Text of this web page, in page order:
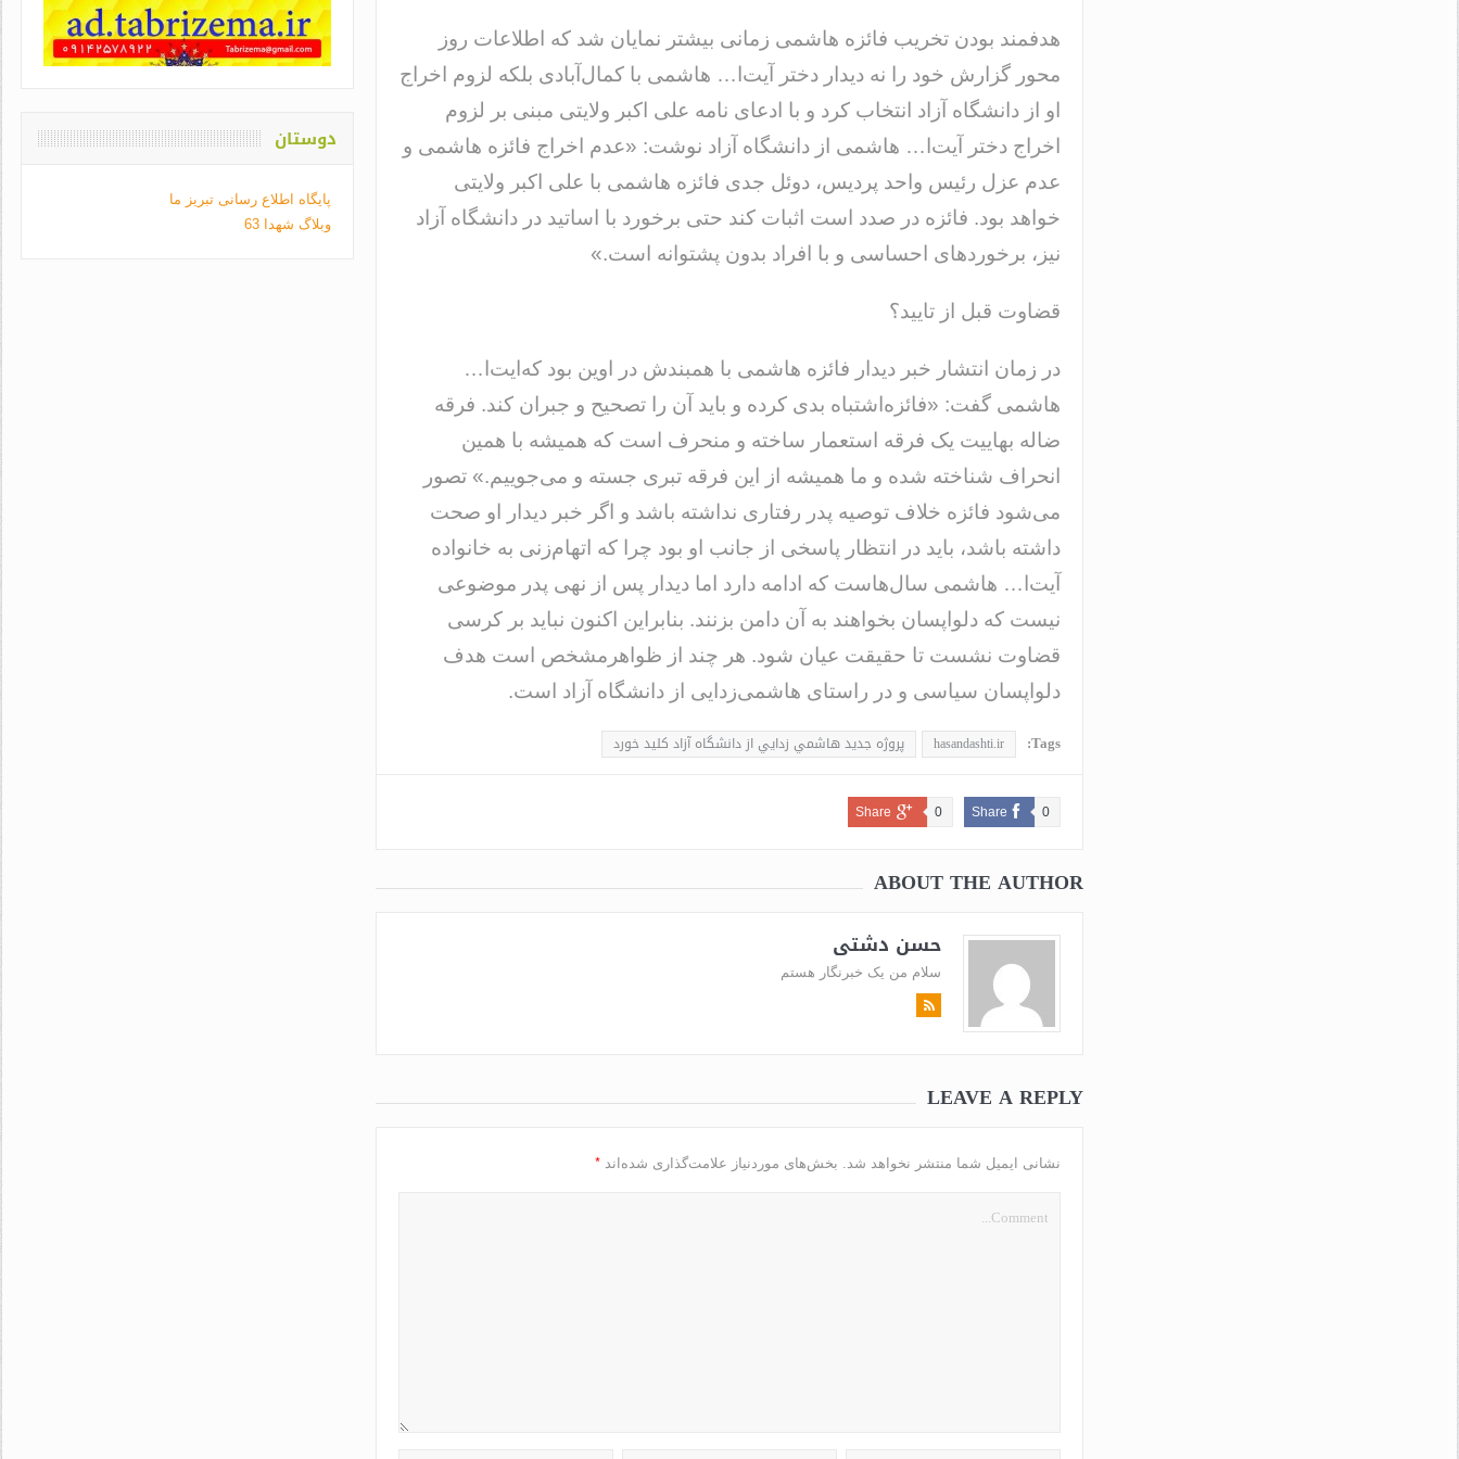
هدفمند بودن تخریب فائزه هاشمی زمانی بیشتر نمایان شد که اطلاعات روز
محور گزارش خود را نه دیدار دختر آیت‌ا… هاشمی با کمال‌آبادی بلکه لزوم اخراج
او از دانشگاه آزاد انتخاب کرد و با ادعای نامه علی اکبر ولایتی مبنی بر لزوم
اخراج دختر آیت‌ا… هاشمی از دانشگاه آزاد نوشت: «عدم اخراج فائزه هاشمی و
عدم عزل رئیس واحد پردیس، دوئل جدی فائزه هاشمی با علی اکبر ولایتی
خواهد بود. فائزه در صدد است اثبات کند حتی برخورد با اساتید در دانشگاه آزاد
نیز، برخورد‌های احساسی و با افراد بدون پشتوانه است.»
قضاوت قبل از تایید؟
در زمان انتشار خبر دیدار فائزه هاشمی با همبندش در اوین بود که‌ایت‌ا…
هاشمی گفت: ‌«فائزه‌اشتباه بدی کرده و باید آن را تصحیح و جبران کند. فرقه
ضاله بهاییت یک فرقه استعمار ساخته و منحرف است که همیشه با همین
انحراف شناخته شده و ما همیشه از این فرقه تبری جسته و می‌جوییم.» تصور
می‌شود فائزه خلاف توصیه پدر رفتاری نداشته باشد و اگر خبر دیدار او صحت
داشته باشد، باید در انتظار پاسخی از جانب او بود چرا که اتهام‌زنی به خانواده
آیت‌ا… هاشمی سال‌هاست که ادامه دارد اما دیدار پس از نهی پدر موضوعی
نیست که دلواپسان بخواهند به آن دامن بزنند. بنابراین اکنون نباید بر کرسی
قضاوت نشست تا حقیقت عیان شود. هر چند از ظواهرمشخص است هدف
دلواپسان سیاسی و در راستای هاشمی‌زدایی از دانشگاه آزاد است.
Tags:
hasandashti.ir پروژه جدید هاشمي زدايي از دانشگاه‌ آزاد کلید خورد
Share 0
Share 0
ABOUT THE AUTHOR
حسن دشتی
سلام من یک خبرنگار هستم
LEAVE A REPLY
نشانی ایمیل شما منتشر نخواهد شد. بخش‌های موردنیاز علامت‌گذاری شده‌اند *
دوستان
پایگاه اطلاع رسانی تبریز ما
وبلاگ شهدا 63